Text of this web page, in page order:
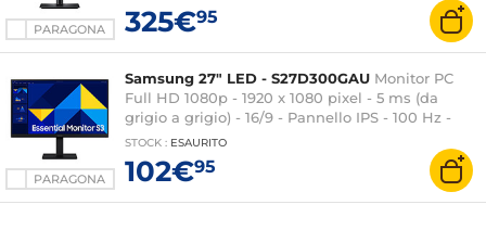
PARAGONA 325€95
PARAGONA
Samsung 27" LED - S27D300GAU Monitor PC
Full HD 1080p - 1920 x 1080 pixel - 5 ms (da
grigio a grigio) - 16/9 - Pannello IPS - 100 Hz -
HDMI/VGA - Nero
STOCK : ESAURITO
102€95